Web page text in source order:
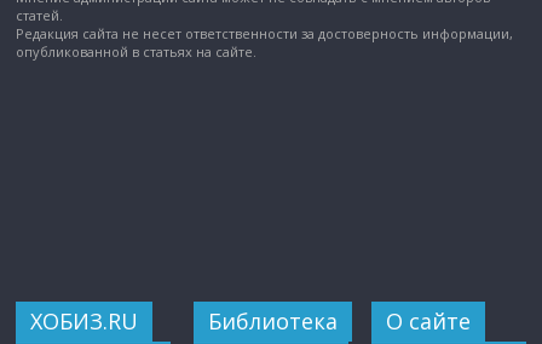
статей.
Редакция сайта не несет ответственности за достоверность информации,
опубликованной в статьях на сайте.
ХОБИЗ.RU Библиотека О сайте